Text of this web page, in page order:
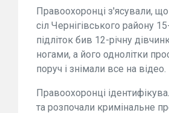
Правоохоронці з'ясували,
сіл Чернігівського району
підліток бив 12-річну
ногами, а його однолітки
поруч і знімали все на відео.
Правоохоронці
та розпочали кримінальне